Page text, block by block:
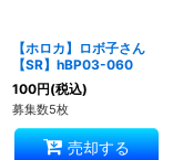
【ホロカ】ロボ子さん
【SR】hBP03-060
100円(税込)
募集数5枚
売却する